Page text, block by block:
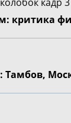
критика
Тамбов,